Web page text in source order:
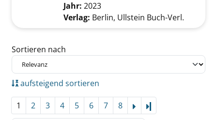
Jahr: 2023
Verlag: Berlin, Ullstein Buch-Verl.
Zu den Suchfiltern springen
Sortieren nach
aufsteigend sortieren
1 2 3 4 5 6 7 8